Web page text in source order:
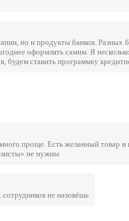
но и продукты банков.
оформлять самим. Я
ставить программку
проще. Есть желанный товар
не нужны
не назовёшь